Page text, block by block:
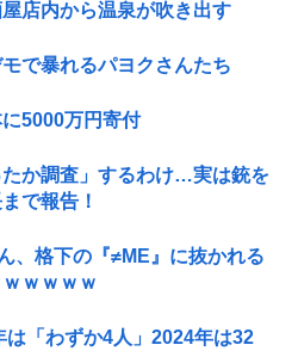
店内から温泉が吹き出す
で暴れるパヨクさんたち
に5000万円寄付
か調査」するわけ…実は銃を
で報告！
、格下の『≠ME』に抜かれる
ｗｗｗｗ
「わずか4人」2024年は32